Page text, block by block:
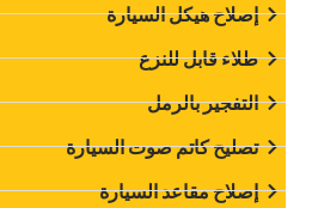
‏إصلاح هيكل السيارة‏
‏طلاء قابل للنزع‏
‏التفجير بالرمل‏
‏تصليح كاتم صوت السيارة‏
‏إصلاح مقاعد السيارة‏